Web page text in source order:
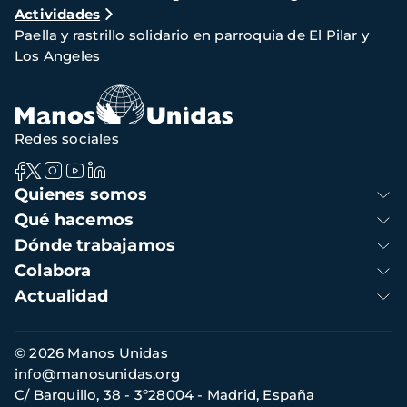
de
navegación
Actividades
Paella y rastrillo solidario en parroquia de El Pilar y
Los Angeles
Navegación
principal
Quienes somos
Qué hacemos
Dónde trabajamos
Colabora
Actualidad
Redes sociales
Información
de
contacto
© 2026 Manos Unidas
C/ Barquillo, 38 - 3º28004 - Madrid, España
info@manosunidas.org